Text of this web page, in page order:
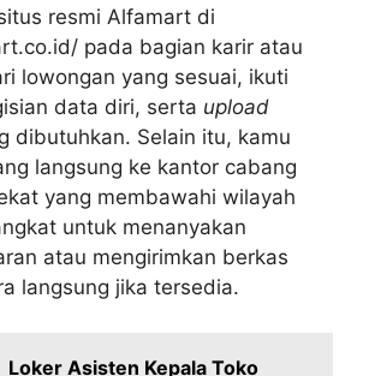
resmi Alfamart di
pada bagian karir atau
lowongan yang sesuai, ikuti
data diri, serta upload
dibutuhkan. Selain itu, kamu
langsung ke kantor cabang
yang membawahi wilayah
untuk menanyakan
atau mengirimkan berkas
langsung jika tersedia.
Loker Asisten Kepala Toko